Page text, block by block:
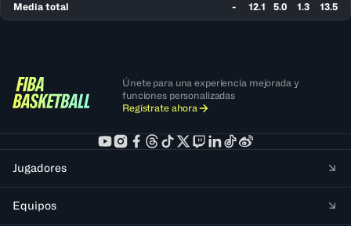
Media total - 12.1 5.0 1.3 13.5
Únete para una experiencia mejorada y
funciones personalizadas
Regístrate ahora
Jugadores
Equipos